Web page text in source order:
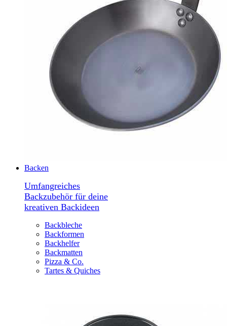
Backen
Umfangreiches
Backzubehör für deine
kreativen Backideen
Backbleche
Backformen
Backhelfer
Backmatten
Pizza & Co.
Tartes & Quiches